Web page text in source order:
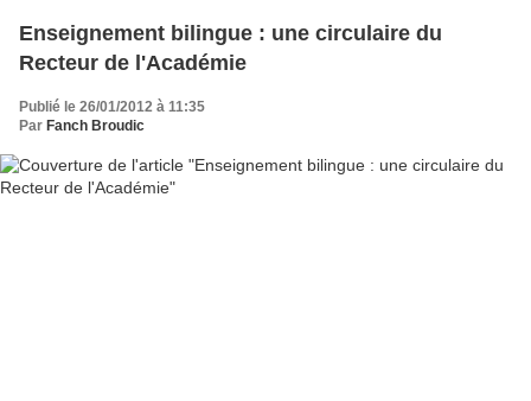
Enseignement bilingue : une circulaire du
Recteur de l'Académie
Publié le 26/01/2012 à 11:35
Par Fanch Broudic